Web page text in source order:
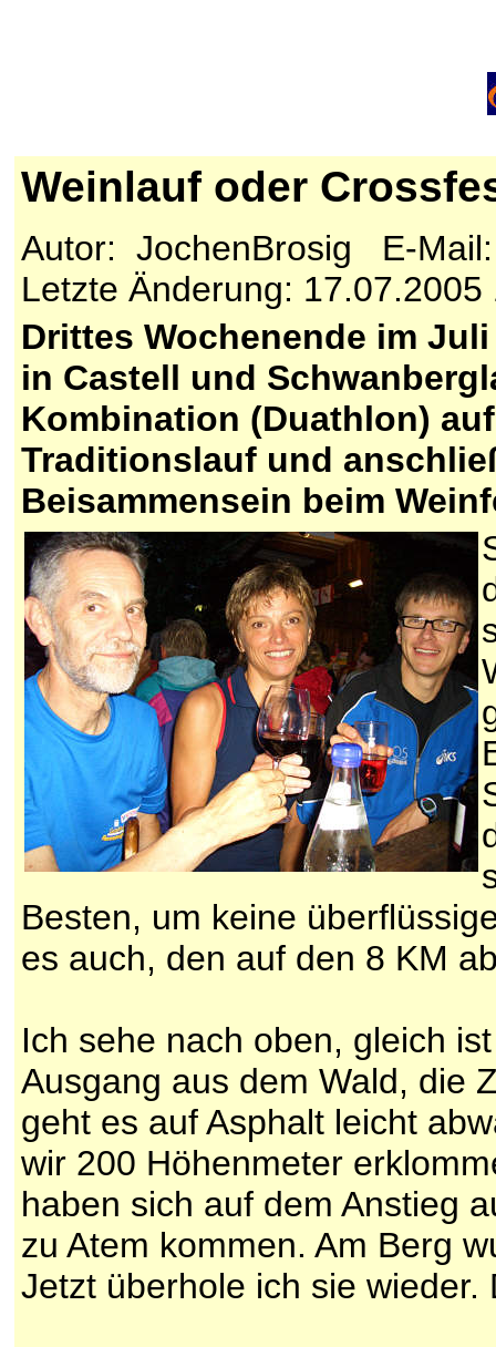
Weinlauf oder
Autor: JochenBrosig E-
Letzte Änderung: 17.07.2005
Drittes Wochenende im
in Castell und
Kombination (Duathlon)
Traditionslauf und
Beisammensein beim
Besten, um keine
es auch, den auf den 8 KM
Ich sehe nach oben, gleich
Ausgang aus dem Wald, die
geht es auf Asphalt leicht
wir 200 Höhenmeter
haben sich auf dem Anstieg
zu Atem kommen. Am Berg
Jetzt überhole ich sie wieder.